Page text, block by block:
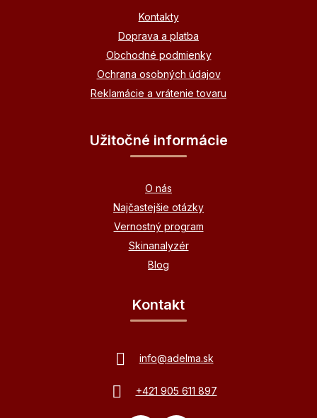
Kontakty
Doprava a platba
Obchodné podmienky
Ochrana osobných údajov
Reklamácie a vrátenie tovaru
Užitočné informácie
O nás
Najčastejšie otázky
Vernostný program
Skinanalyzér
Blog
Kontakt
info@adelma.sk
+421 905 611 897